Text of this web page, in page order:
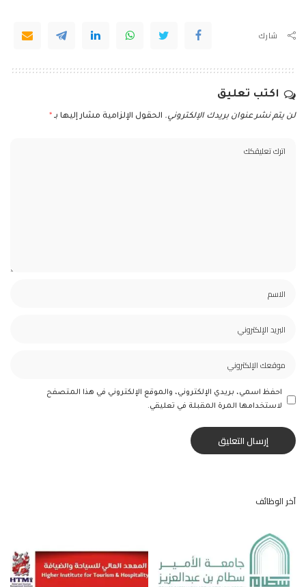
شارك
اكتب تعليق
لن يتم نشر عنوان بريدك الإلكتروني. الحقول الإلزامية مشار إليها بـ *
احفظ اسمي، بريدي الإلكتروني، والموقع الإلكتروني في هذا المتصفح
لاستخدامها المرة المقبلة في تعليقي.
آخر الوظائف